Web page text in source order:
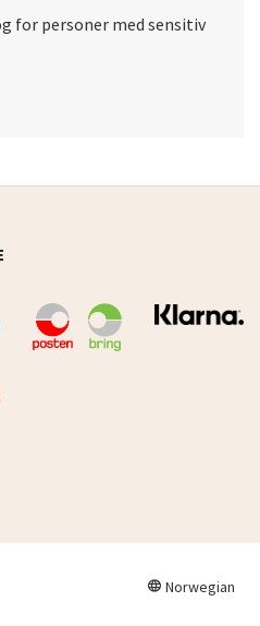
for personer med sensitiv
Norwegian